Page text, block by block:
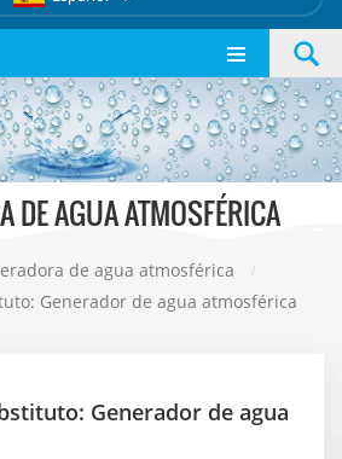
DE AGUA ATMOSFÉRICA
de agua atmosférica
/
Generador de agua atmosférica
Generador de agua